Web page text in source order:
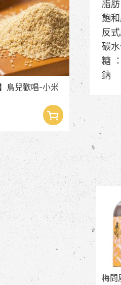
鳥兒歡唱-小米
脂
飽
反
碳
糖
鈉
梅問